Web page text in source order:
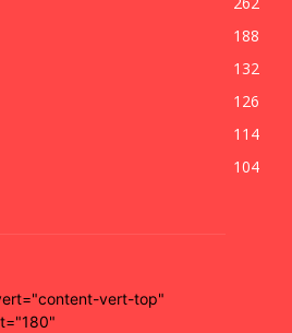
188
132
126
114
104
vert-top"